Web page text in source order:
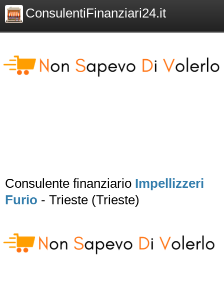
ConsulentiFinanziari24.it
Consulente finanziario Impellizzeri
Furio - Trieste (Trieste)